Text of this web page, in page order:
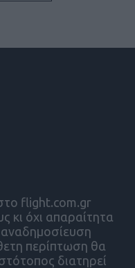
flight.com.gr
κι όχι απαραίτητα
περίπτωση θα
διατηρεί